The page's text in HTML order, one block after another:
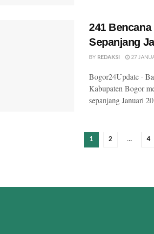
241
Sepanjang
BY REDAKSI 27
Bogor24Update -
Kabupaten Bogor
sepanjang Januari
1 2 … 4